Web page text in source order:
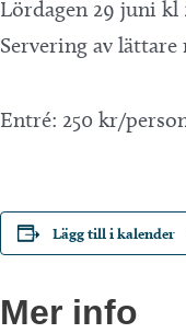
Lördagen 29 juni kl
Servering av
Entré: 250 kr/
Lägg till i kalender
Mer info